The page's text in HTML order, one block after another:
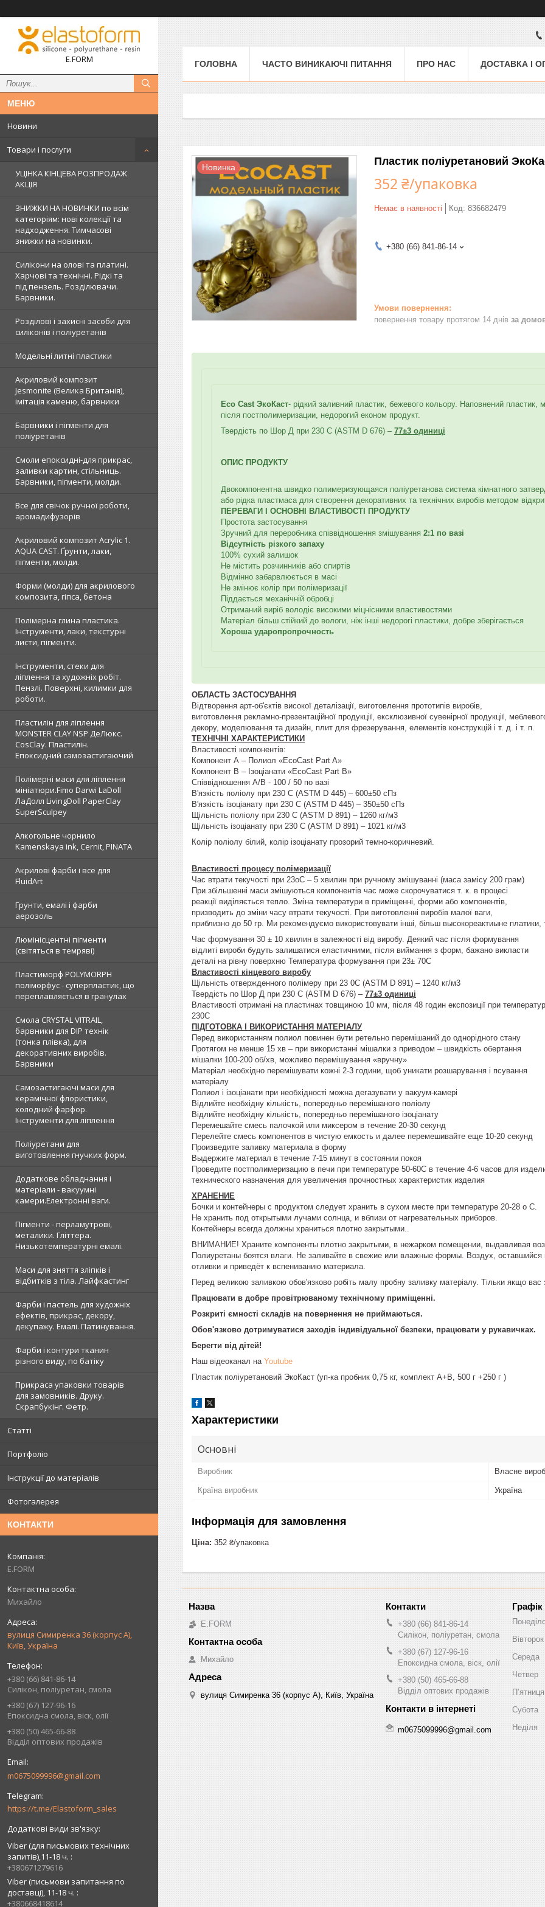
E.FORM
Новини
Товари і послуги
УЦІНКА КІНЦЕВА РОЗПРОДАЖ
АКЦІЯ
ЗНИЖКИ НА НОВИНКИ по всім
категоріям: нові колекцїї та
надходження. Тимчасові
знижки на новинки.
Силікони на олові та платині.
Харчові та технічні. Рідкі та
під пензель. Розділювачи.
Барвники.
Розділові і захисні засоби для
силіконів і поліуретанів
Модельні литні пластики
Акриловий композит
Jesmonite (Велика Британія),
імітація каменю, барвники
Барвники і пігменти для
поліуретанів
Смоли епоксидні-для прикрас,
заливки картин, стільниць.
Барвники, пігменти, молди.
Все для свічок ручної роботи,
аромадифузорів
Акриловий композит Acrylic 1.
AQUA CAST. Ґрунти, лаки,
пігменти, молди.
Форми (молди) для акрилового
композита, гіпса, бетона
Полімерна глина пластика.
Інструменти, лаки, текстурні
листи, пігменти.
Інструменти, стеки для
ліплення та художніх робіт.
Пензлі. Поверхні, килимки для
роботи.
Пластилін для ліплення
MONSTER CLAY NSP ДеЛюкс.
CosClay. Пластилін.
Епоксидний самозастигаючий
Полімерні маси для ліплення
мініатюри.Fimo Darwi LaDoll
ЛаДолл LivingDoll PaperClay
SuperSculpey
Алкогольне чорнило
Kamenskaya ink, Cernit, PINATA
Акрилові фарби і все для
FluidArt
Грунти, емалі і фарби
аерозоль
Люмінісцентні пігменти
(світяться в темряві)
Пластиморф POLYMORPH
поліморфус - суперпластик, що
переплавляється в гранулах
Смола CRYSTAL VITRAIL,
барвники для DIP технік
(тонка плівка), для
декоративних виробів.
Барвники
Самозастигаючі маси для
керамічної флористики,
холодний фарфор.
Інструменти для ліплення
Поліуретани для
виготовлення гнучких форм.
Додаткове обладнання і
матеріали - вакуумні
камери.Електронні ваги.
Пігменти - перламутрові,
металики. Гліттера.
Низькотемпературні емалі.
Маси для зняття зліпків і
відбитків з тіла. Лайфкастинг
Фарби і пастель для художніх
ефектів, прикрас, декору,
декупажу. Емалі. Патинування.
Фарби і контури тканин
різного виду, по батіку
Прикраса упаковки товарів
для замовників. Друку.
Скрапбукінг. Фетр.
Статті
Портфоліо
Інструкції до матеріалів
Фотогалерея
КОНТАКТИ
E.FORM
Михайло
вулиця Симиренка 36 (корпус А),
Київ, Україна
+380 (66) 841-86-14
Силікон, поліуретан, смола
+380 (67) 127-96-16
Епоксидна смола, віск, олії
+380 (50) 465-66-88
Відділ оптових продажів
m0675099996@gmail.com
https://t.me/Elastoform_sales
Viber (для письмових технічних
запитів),11-18 ч.
+380671279616
Viber (письмови запитання по
доставці), 11-18 ч.
+380668418614
ГОЛОВНА ЧАСТО ВИНИКАЮЧІ ПИТАННЯ ПРО НАС ДОСТАВКА І
Новинка Пластик поліуретановий
352 ₴/упаковка
Немає в наявності Код: 836682479
+380 (66) 841-86-14
повернення товару протягом 14 днів за
Eco Cast ЭкоКаст- рідкий заливний пластик, бежевого кольору. Наповнений пластик,
після постполимеризации, недорогий економ продукт.
Твердість по Шор Д при 230 С (ASTM D 676) – 77±3 одиниці
ОПИС ПРОДУКТУ
Двокомпонентна швидко полимеризующаяся поліуретанова система кімнатного
або рідка пластмаса для створення декоративних та технічних виробів методом
ПЕРЕВАГИ І ОСНОВНІ ВЛАСТИВОСТІ ПРОДУКТУ
Простота застосування
Зручний для переробника співвідношення змішування 2:1 по вазі
Відсутність різкого запаху
100% сухий залишок
Не містить розчинників або спиртів
Відмінно забарвлюється в масі
Не змінює колір при полімеризації
Піддається механічній обробці
Отриманий виріб володіє високими міцнісними властивостями
Матеріал більш стійкий до вологи, ніж інші недорогі пластики, добре зберігається
Хороша ударопропрочность
ОБЛАСТЬ ЗАСТОСУВАННЯ
Відтворення арт-об'єктів високої деталізації, виготовлення прототипів виробів,
виготовлення рекламно-презентаційної продукції, ексклюзивної сувенірної продукції,
декору, моделювання та дизайн, плит для фрезерування, елементів конструкцій і т. д. і т. п.
ТЕХНІЧНІ ХАРАКТЕРИСТИКИ
Властивості компонентів:
Компонент А – Полиол «EcoCast Part A»
Компонент B – Ізоціанати «EcoCast Part B»
Співвідношення А/В - 100 / 50 по вазі
В'язкість поліолу при 230 С (ASTM D 445) – 600±50 сПз
В'язкість ізоціанату при 230 С (ASTM D 445) – 350±50 сПз
Щільність поліолу при 230 С (ASTM D 891) – 1260 кг/м3
Щільність ізоціанату при 230 С (ASTM D 891) – 1021 кг/м3
Колір поліолу білий, колір ізоціанату прозорий темно-коричневий.
Властивості процесу полімеризації
Час втрати текучості при 23оС – 5 хвилин при ручному змішуванні (маса замісу 200 грам)
При збільшенні маси змішуються компонентів час може скорочуватися т. к. в процесі
реакції виділяється тепло. Зміна температури в приміщенні, форми або компонентів,
призводить до зміни часу втрати текучості. При виготовленні виробів малої ваги,
приблизно до 50 гр. Ми рекомендуємо використовувати інші, більш высокореактиыне платики,
Час формування 30 ± 10 хвилин в залежності від виробу. Деякий час після формування
відлиті вироби будуть залишатися еластичними, після виймання з форм, бажано викласти
деталі на рівну поверхню Температура формування при 23± 70С
Властивості кінцевого виробу
Щільність отвержденного полімеру при 23 0С (ASTM D 891) – 1240 кг/м3
Твердість по Шор Д при 230 С (ASTM D 676) – 77±3 одиниці
Властивості отримані на пластинах товщиною 10 мм, після 48 годин експозиції при
230С
ПІДГОТОВКА І ВИКОРИСТАННЯ МАТЕРІАЛУ
Перед використанням полиол повинен бути ретельно перемішаний до однорідного стану
Протягом не менше 15 хв – при використанні мішалки з приводом – швидкість обертання
мішалки 100-200 об/хв, можливо перемішування «вручну»
Матеріал необхідно перемішувати кожні 2-3 години, щоб уникати розшарування і псування
матеріалу
Полиол і ізоціанати при необхідності можна дегазувати у вакуум-камері
Відлийте необхідну кількість, попередньо перемішаного поліолу
Відлийте необхідну кількість, попередньо перемішаного ізоціанату
Перемешайте смесь палочкой или миксером в течение 20-30 секунд
Перелейте смесь компонентов в чистую емкость и далее перемешивайте еще 10-20 секунд
Произведите заливку материала в форму
Выдержите материал в течение 7-15 минут в состоянии покоя
Проведите постполимеризацию в печи при температуре 50-60С в течение 4-6 часов для
технического назначения для увеличения прочностных характеристик изделия
ХРАНЕНИЕ
Бочки и контейнеры с продуктом следует хранить в сухом месте при температуре 20-28 о С.
Не хранить под открытыми лучами солнца, и вблизи от нагревательных приборов.
Контейнеры всегда должны храниться плотно закрытыми..
ВНИМАНИЕ! Храните компоненты плотно закрытыми, в нежарком помещении, выдавливая
Полиуретаны боятся влаги. Не заливайте в свежие или влажные формы. Воздух, оставшийся
отливки и приведёт к вспениванию материала.
Перед великою заливкою обов'язково робіть малу пробну заливку матеріалу. Тільки якщо
Працювати в добре провітрюваному технічному приміщенні.
Розкриті ємності складів на повернення не приймаються.
Обов'язково дотримуватися заходів індивідуальної безпеки, працювати у рукавичках.
Берегти від дітей!
Наш відеоканал на Youtube
Пластик поліуретановий ЭкоКаст (уп-ка пробник 0,75 кг, комплект А+В, 500 г +250 г )
Характеристики
Основні
Виробник Власне
Країна виробник Україна
Інформація для замовлення
Ціна: 352 ₴/упаковка
E.FORM
Михайло
вулиця Симиренка 36 (корпус А), Київ, Україна
+380 (66) 841-86-14
Силікон, поліуретан, смола
+380 (67) 127-96-16
Епоксидна смола, віск, олії
+380 (50) 465-66-88
Відділ оптових продажів
m0675099996@gmail.com
Вівторок
Середа
Четвер
Пʼятниця
Субота
Неділя